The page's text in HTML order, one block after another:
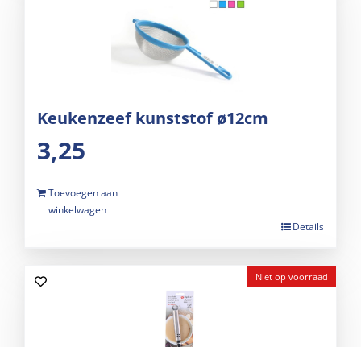
Keukenzeef kunststof ø12cm
3,25
Toevoegen aan
winkelwagen
Details
Niet op voorraad